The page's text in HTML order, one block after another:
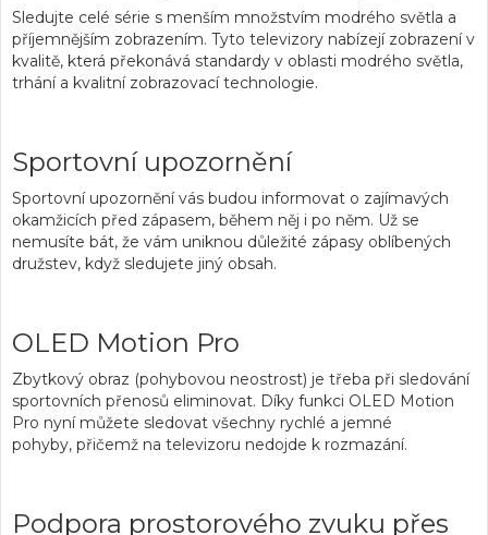
Sledujte celé série s menším množstvím modrého světla a
příjemnějším zobrazením. Tyto televizory nabízejí zobrazení v
kvalitě, která překonává standardy v oblasti modrého světla,
trhání a kvalitní zobrazovací technologie.
Sportovní upozornění
Sportovní upozorněnívás budou informovat o zajímavých
okamžicích před zápasem, během něj i po něm. Už se
nemusíte bát, že vám uniknou důležité zápasy oblíbených
družstev, když sledujete jiný obsah.
OLED Motion Pro
Zbytkový obraz (pohybovou neostrost) je třeba při sledování
sportovních přenosů eliminovat. Díky funkci OLED Motion
Pro nyní můžete sledovat všechny rychlé a jemné
pohyby, přičemž na televizoru nedojde k rozmazání.
Podpora prostorového zvuku přes